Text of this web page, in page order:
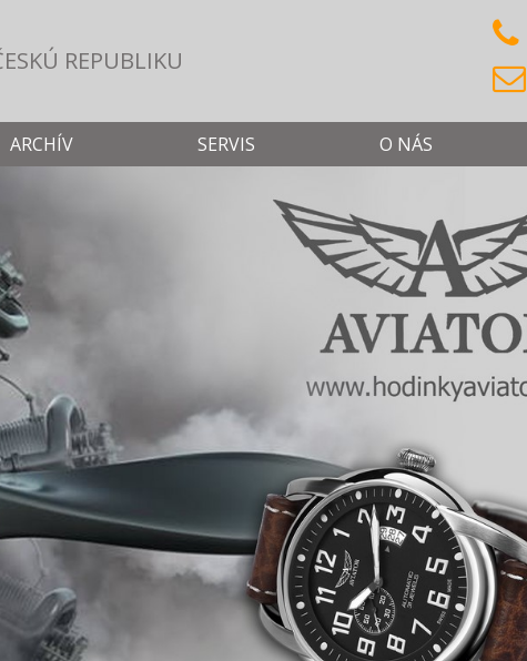
REPUBLIKU
ARCHÍV SERVIS
O NÁS